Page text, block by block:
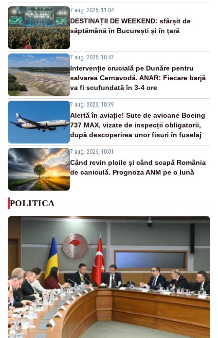
7 aug. 2026, 11:04
DESTINAȚII DE WEEKEND: sfârșit de
săptămână în București și în țară
7 aug. 2026, 10:47
Intervenție crucială pe Dunăre pentru
salvarea Cernavodă. ANAR: Fiecare barjă
va fi scufundată în 3-4 ore
7 aug. 2026, 10:39
Alertă în aviație! Sute de avioane Boeing
737 MAX, vizate de inspecții obligatorii,
după descoperirea unor fisuri în fuselaj
7 aug. 2026, 10:01
Când revin ploile și când scapă România
de caniculă. Prognoza ANM pe o lună
POLITICA